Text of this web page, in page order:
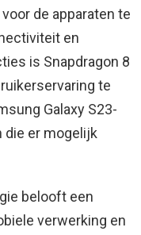
de apparaten te
en
is Snapdragon 8
te
Galaxy S23-
die er mogelijk
belooft een
verwerking en